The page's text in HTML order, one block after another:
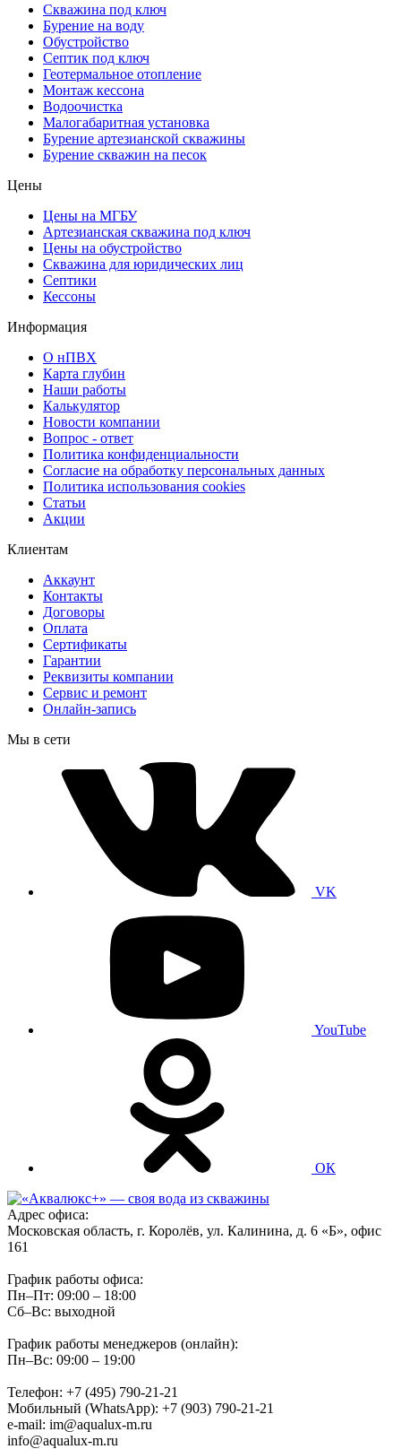
Скважина под ключ
Бурение на воду
Обустройство
Септик под ключ
Геотермальное отопление
Монтаж кессона
Водоочистка
Малогабаритная установка
Бурение артезианской скважины
Бурение скважин на песок
Цены
Цены на МГБУ
Артезианская скважина под ключ
Цены на обустройство
Скважина для юридических лиц
Септики
Кессоны
Информация
О нПВХ
Карта глубин
Наши работы
Калькулятор
Новости компании
Вопрос - ответ
Политика конфиденциальности
Согласие на обработку персональных данных
Политика использования cookies
Статьи
Акции
Клиентам
Аккаунт
Контакты
Договоры
Оплата
Сертификаты
Гарантии
Реквизиты компании
Сервис и ремонт
Онлайн-запись
Мы в сети
VK
YouTube
ОК
Адрес офиса:
Московская область, г. Королёв, ул. Калинина, д. 6 «Б», офис
161
График работы офиса:
Пн–Пт: 09:00 – 18:00
Сб–Вс: выходной
График работы менеджеров (онлайн):
Пн–Вс: 09:00 – 19:00
Телефон: +7 (495) 790-21-21
Мобильный (WhatsApp): +7 (903) 790-21-21
e-mail: im@aqualux-m.ru
info@aqualux-m.ru